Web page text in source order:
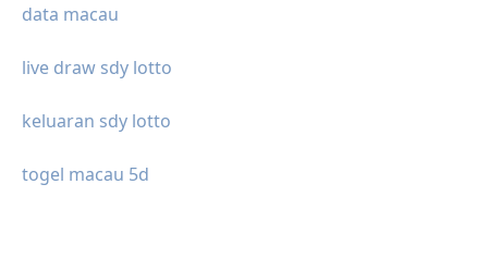
data macau
live draw sdy lotto
keluaran sdy lotto
togel macau 5d